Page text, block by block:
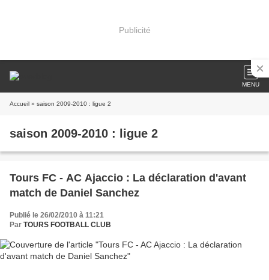
Publicité
MENU
Accueil » saison 2009-2010 : ligue 2
saison 2009-2010 : ligue 2
Tours FC - AC Ajaccio : La déclaration d'avant
match de Daniel Sanchez
Publié le 26/02/2010 à 11:21
Par TOURS FOOTBALL CLUB